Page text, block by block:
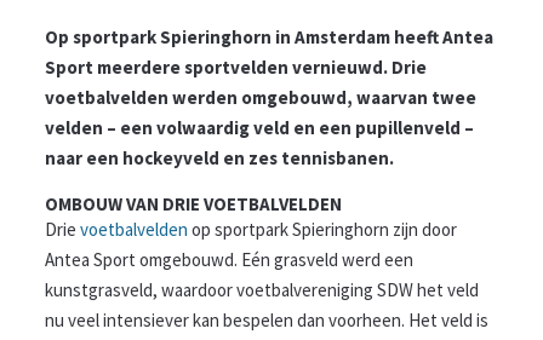
Op sportpark Spieringhorn in Amsterdam heeft Antea
Sport meerdere sportvelden vernieuwd. Drie
voetbalvelden werden omgebouwd, waarvan twee
velden – een volwaardig veld en een pupillenveld –
naar een hockeyveld en zes tennisbanen.
OMBOUW VAN DRIE VOETBALVELDEN
Drie voetbalvelden op sportpark Spieringhorn zijn door
Antea Sport omgebouwd. Eén grasveld werd een
kunstgrasveld, waardoor voetbalvereniging SDW het veld
nu veel intensiever kan bespelen dan voorheen. Het veld is